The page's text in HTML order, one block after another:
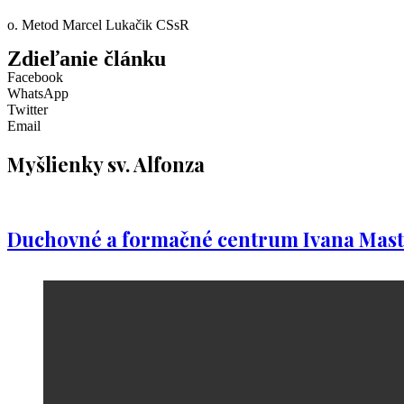
o. Metod Marcel Lukačik CSsR
Zdieľanie článku
Facebook
WhatsApp
Twitter
Email
Myšlienky sv. Alfonza
Duchovné a formačné centrum Ivana